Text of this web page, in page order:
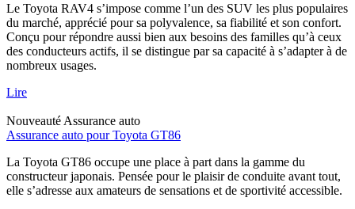
Le Toyota RAV4 s’impose comme l’un des SUV les plus populaires
du marché, apprécié pour sa polyvalence, sa fiabilité et son confort.
Conçu pour répondre aussi bien aux besoins des familles qu’à ceux
des conducteurs actifs, il se distingue par sa capacité à s’adapter à de
nombreux usages.
Lire
Nouveauté Assurance auto
Assurance auto pour Toyota GT86
La Toyota GT86 occupe une place à part dans la gamme du
constructeur japonais. Pensée pour le plaisir de conduite avant tout,
elle s’adresse aux amateurs de sensations et de sportivité accessible.